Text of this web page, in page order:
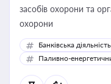
засобів охорони та
охорони
Банківська діяльність
Паливно-